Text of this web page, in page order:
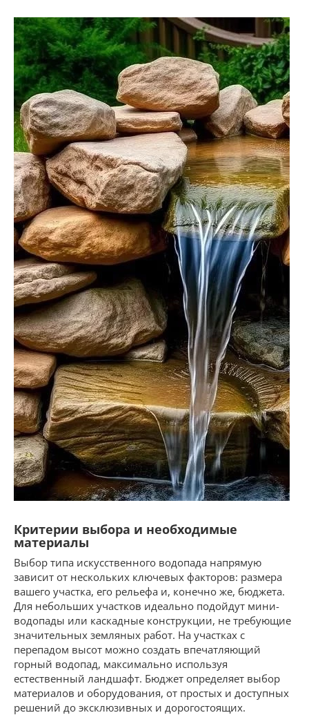
Критерии выбора и необходимые
материалы
Выбор типа искусственного водопада напрямую
зависит от нескольких ключевых факторов: размера
вашего участка, его рельефа и, конечно же, бюджета.
Для небольших участков идеально подойдут мини-
водопады или каскадные конструкции, не требующие
значительных земляных работ. На участках с
перепадом высот можно создать впечатляющий
горный водопад, максимально используя
естественный ландшафт. Бюджет определяет выбор
материалов и оборудования, от простых и доступных
решений до эксклюзивных и дорогостоящих.